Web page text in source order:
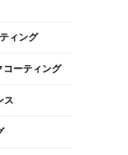
ィング
ーティング
ス